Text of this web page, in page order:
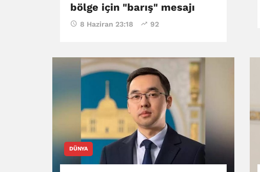
bölge için "barış" mesajı
8 Haziran 23:18 92
DÜNYA